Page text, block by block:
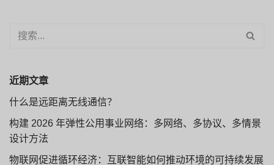
近期文章
什么是远距离无线通信？
构建 2026 年弹性公用事业网络：多网络、多协议、多情景
设计方法
物联网促进循环经济：互联智能如何推动环境的可持续发展